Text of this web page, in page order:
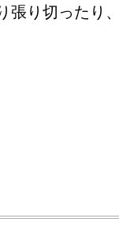
張り切ったり